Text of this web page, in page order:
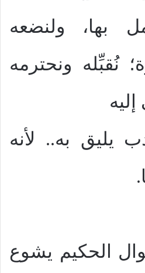
بها، ولنضعه
نُقبِّله ونحترمه
يليق به.. لأنه
الحكيم يشوع